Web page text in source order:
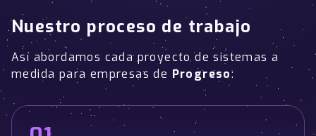
Nuestro proceso de trabajo
Así abordamos cada proyecto de sistemas a
medida para empresas de Progreso: